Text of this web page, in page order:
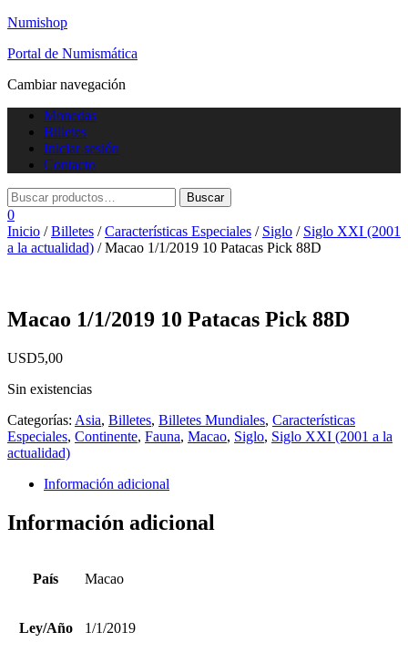
Numishop
Portal de Numismática
Cambiar navegación
Monedas
Billetes
Iniciar sesión
Contacto
0
Inicio /Billetes /Características Especiales / Siglo / Siglo XXI (2001
a la actualidad) / Macao 1/1/2019 10 Patacas Pick 88D
Macao 1/1/2019 10 Patacas Pick 88D
USD5,00
Sin existencias
Categorías: Asia, Billetes, Billetes Mundiales, Características
Especiales, Continente, Fauna, Macao, Siglo, Siglo XXI (2001 a la
actualidad)
Información adicional
Información adicional
País Macao
Ley/Año 1/1/2019